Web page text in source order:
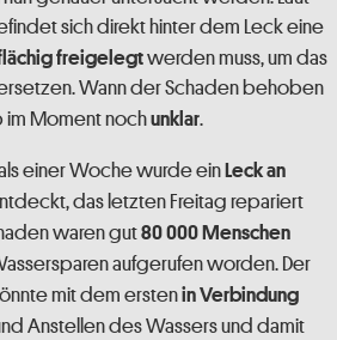
sich direkt hinter dem Leck eine
freigelegtwerden muss, um das
Wann der Schaden behoben
im Moment nochunklar.
einer Woche wurde einLeck an
das letzten Freitag repariert
waren gut80 000 Menschen
aufgerufen worden. Der
mit dem erstenin Verbindung
Anstellen des Wassers und damit